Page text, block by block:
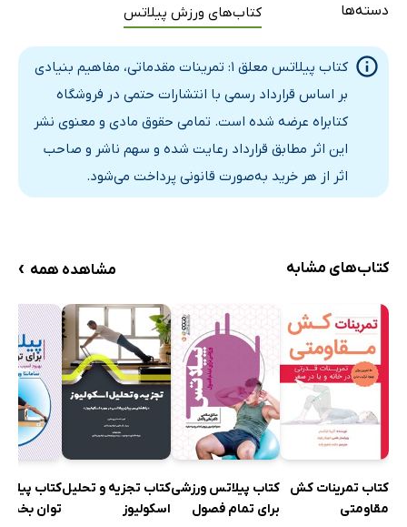
دسته‌ها کتاب‌های ورزش پیلاتس
کتاب پیلاتس معلق 1: تمرینات مقدماتی، مفاهیم بنیادی
بر اساس قرارداد رسمی با انتشارات حتمی در فروشگاه
کتابراه عرضه شده است. تمامی حقوق مادی و معنوی نشر
این اثر مطابق قرارداد رعایت شده و سهم ناشر و صاحب
اثر از هر خرید به‌صورت قانونی پرداخت می‌شود.
کتاب‌های مشابه مشاهده همه ›
کتاب تمرینات کش
مقاومتی
کتاب پیلاتس ورزشی
برای تمام فصول
کتاب تجزیه و تحلیل
اسکولیوز
کتاب
توان بخشی